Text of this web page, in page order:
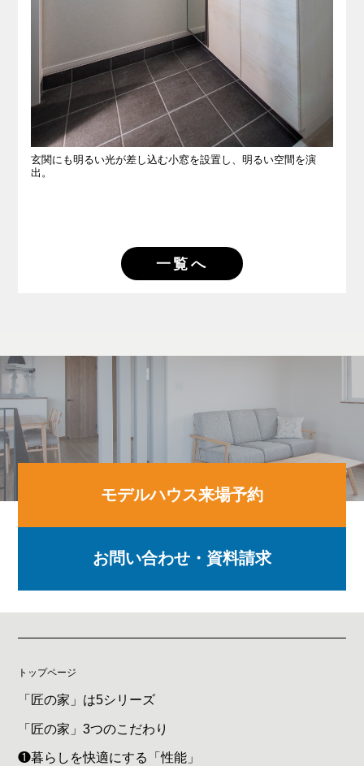
玄関にも明るい光が差し込む小窓を設置し、明るい空間を演
出。
一覧へ
モデルハウス来場予約
お問い合わせ・資料請求
トップページ
「匠の家」は5シリーズ
「匠の家」3つのこだわり
❶暮らしを快適にする「性能」